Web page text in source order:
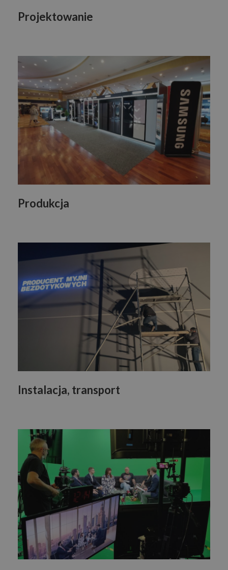
Projektowanie
Produkcja
Instalacja, transport